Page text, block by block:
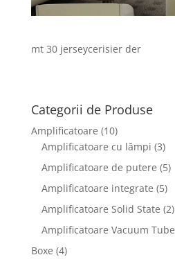
mt 30 jerseycerisier der
Categorii de Produse
Amplificatoare (10)
Amplificatoare cu lămpi (3)
Amplificatoare de putere (5)
Amplificatoare integrate (5)
Amplificatoare Solid State (2)
Amplificatoare Vacuum Tube
Boxe (4)